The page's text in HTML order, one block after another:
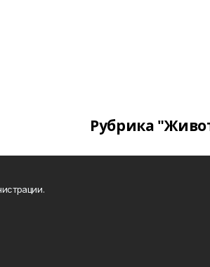
Рубрика